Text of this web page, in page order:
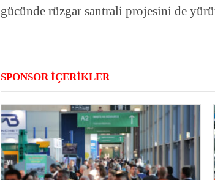
gücünde rüzgar santrali projesini de
SPONSOR İÇERİKLER